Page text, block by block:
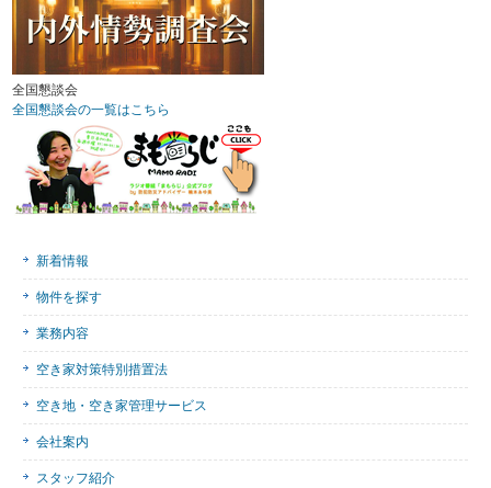
全国懇談会
全国懇談会の一覧はこちら
新着情報
物件を探す
業務内容
空き家対策特別措置法
空き地・空き家管理サービス
会社案内
スタッフ紹介